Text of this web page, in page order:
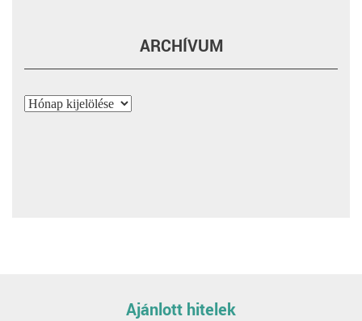
ARCHÍVUM
Archívum
Ajánlott hitelek